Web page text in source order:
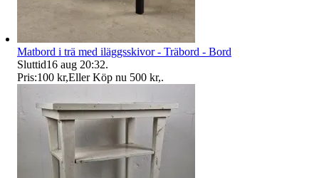
Matbord i trä med iläggsskivor - Träbord - Bord
Sluttid16 aug 20:32.
Pris:100 kr,Eller Köp nu 500 kr,.